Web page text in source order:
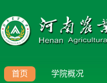
首页 学院概况